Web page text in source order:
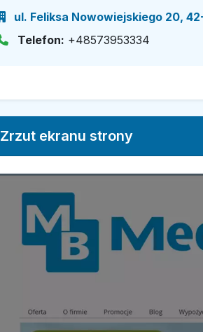
ul. Feliksa Nowowiejskiego 20,
Telefon: +48573953334
Zrzut ekranu strony